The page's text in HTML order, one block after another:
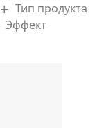
Тип продукта
Эффект